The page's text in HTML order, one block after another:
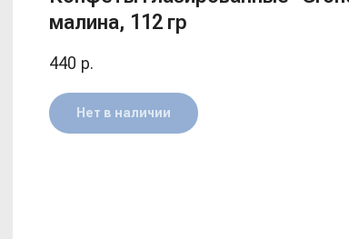
малина, 112 гр
440 р.
Нет в наличии